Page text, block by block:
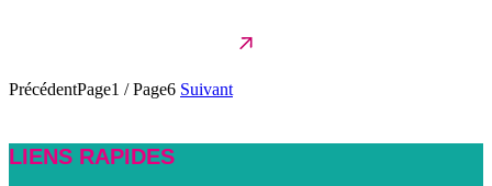
PrécédentPage1 / Page6 Suivant
LIENS RAPIDES